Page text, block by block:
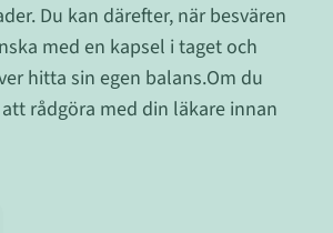
Du kan därefter, när besvären
med en kapsel i taget och
hitta sin egen balans.Om du
rådgöra med din läkare innan